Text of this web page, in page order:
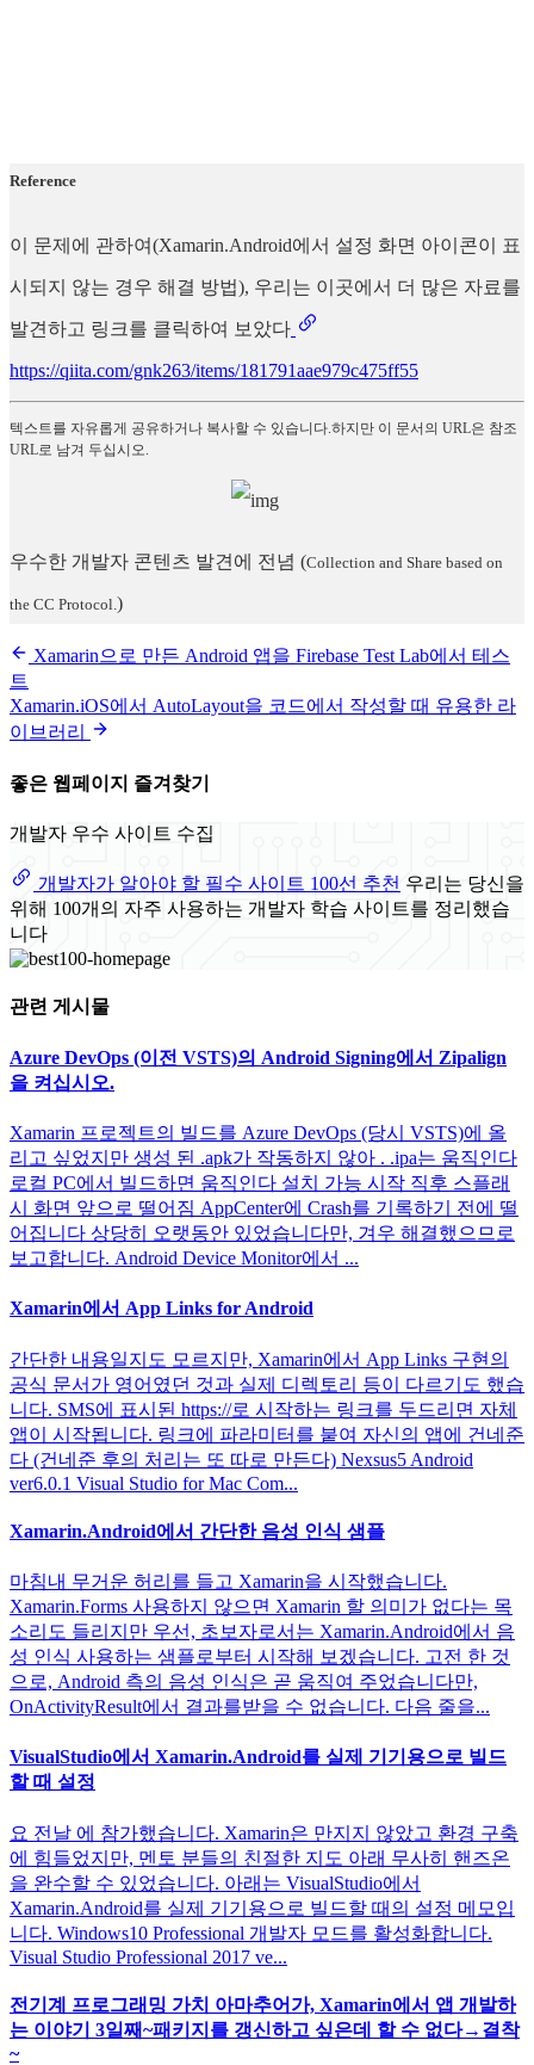
Reference
이 문제에 관하여(Xamarin.Android에서 설정 화면 아이콘이 표
시되지 않는 경우 해결 방법), 우리는 이곳에서 더 많은 자료를
발견하고 링크를 클릭하여 보았다
https://qiita.com/gnk263/items/181791aae979c475ff55
텍스트를 자유롭게 공유하거나 복사할 수 있습니다.하지만 이 문서의 URL은 참조
URL로 남겨 두십시오.
우수한 개발자 콘텐츠 발견에 전념 (Collection and Share based on
the CC Protocol.)
Xamarin으로 만든 Android 앱을 Firebase Test Lab에서 테스
트
Xamarin.iOS에서 AutoLayout을 코드에서 작성할 때 유용한 라
이브러리
좋은 웹페이지 즐겨찾기
개발자 우수 사이트 수집
개발자가 알아야 할 필수 사이트 100선 추천 우리는 당신을
위해 100개의 자주 사용하는 개발자 학습 사이트를 정리했습
니다
관련 게시물
Azure DevOps (이전 VSTS)의 Android Signing에서 Zipalign
을 켜십시오.
Xamarin 프로젝트의 빌드를 Azure DevOps (당시 VSTS)에 올
리고 싶었지만 생성 된 .apk가 작동하지 않아 . .ipa는 움직인다
로컬 PC에서 빌드하면 움직인다 설치 가능 시작 직후 스플래
시 화면 앞으로 떨어짐 AppCenter에 Crash를 기록하기 전에 떨
어집니다 상당히 오랫동안 있었습니다만, 겨우 해결했으므로
보고합니다. Android Device Monitor에서 ...
Xamarin에서 App Links for Android
간단한 내용일지도 모르지만, Xamarin에서 App Links 구현의
공식 문서가 영어였던 것과 실제 디렉토리 등이 다르기도 했습
니다. SMS에 표시된 https://로 시작하는 링크를 두드리면 자체
앱이 시작됩니다. 링크에 파라미터를 붙여 자신의 앱에 건네준
다 (건네준 후의 처리는 또 따로 만든다) Nexsus5 Android
ver6.0.1 Visual Studio for Mac Com...
Xamarin.Android에서 간단한 음성 인식 샘플
마침내 무거운 허리를 들고 Xamarin을 시작했습니다.
Xamarin.Forms 사용하지 않으면 Xamarin 할 의미가 없다는 목
소리도 들리지만 우선, 초보자로서는 Xamarin.Android에서 음
성 인식 사용하는 샘플로부터 시작해 보겠습니다. 고전 한 것
으로, Android 측의 음성 인식은 곧 움직여 주었습니다만,
OnActivityResult에서 결과를받을 수 없습니다. 다음 줄을...
VisualStudio에서 Xamarin.Android를 실제 기기용으로 빌드
할 때 설정
요 전날 에 참가했습니다. Xamarin은 만지지 않았고 환경 구축
에 힘들었지만, 멘토 분들의 친절한 지도 아래 무사히 핸즈온
을 완수할 수 있었습니다. 아래는 VisualStudio에서
Xamarin.Android를 실제 기기용으로 빌드할 때의 설정 메모입
니다. Windows10 Professional 개발자 모드를 활성화합니다.
Visual Studio Professional 2017 ve...
전기계 프로그래밍 가치 아마추어가, Xamarin에서 앱 개발하
는 이야기 3일째~패키지를 갱신하고 싶은데 할 수 없다→결착
~